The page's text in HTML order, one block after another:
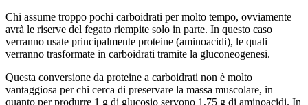
Chi assume troppo pochi carboidrati per molto tempo, ovviamente
avrà le riserve del fegato riempite solo in parte. In questo caso
verranno usate principalmente proteine (aminoacidi), le quali
verranno trasformate in carboidrati tramite la gluconeogenesi.
Questa conversione da proteine a carboidrati non è molto
vantaggiosa per chi cerca di preservare la massa muscolare, in
quanto per produrre 1 g di glucosio servono 1,75 g di aminoacidi. In